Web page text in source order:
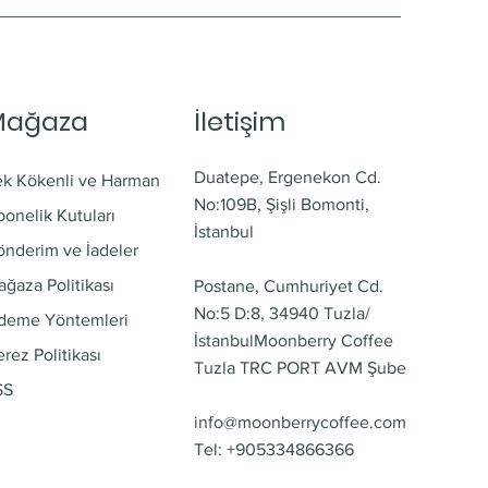
İletişim
Kökenli ve Harman
Kutuları
ve İadeler
Politikası
Yöntemleri
Politikası
Duatepe, Ergenekon Cd.
No:109B, Şişli Bomonti,
İstanbul
Postane, Cumhuriyet Cd.
No:5 D:8, 34940 Tuzla/
İstanbulMoonberry Coffee
Tuzla TRC PORT AVM Şube
info@moonberrycoffee.com
Tel: +905334866366